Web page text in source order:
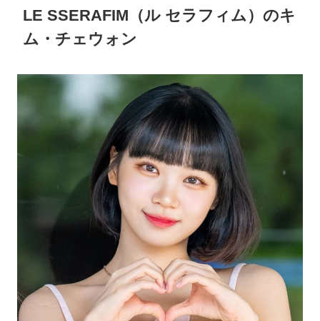
LE SSERAFIM （ル セラフィム）のキ
ム・チェウォン